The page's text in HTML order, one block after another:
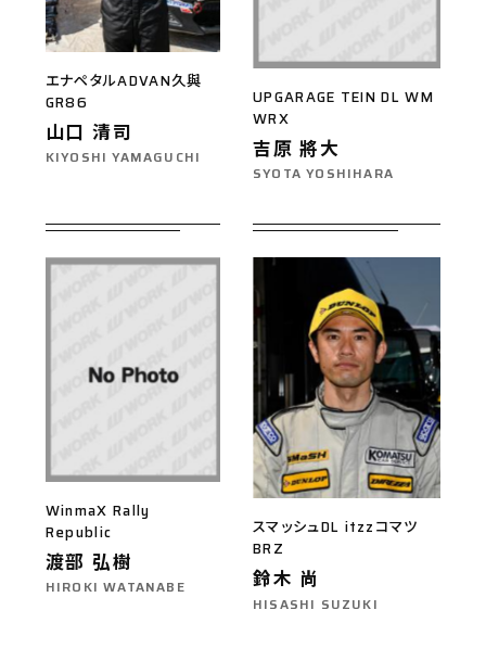
エナペタルADVAN久與
GR86
山口 清司
KIYOSHI YAMAGUCHI
UPGARAGE TEIN DL WM
WRX
吉原 將大
SYOTA YOSHIHARA
WinmaX Rally
Republic
渡部 弘樹
HIROKI WATANABE
スマッシュDL itzzコマツ
BRZ
鈴木 尚
HISASHI SUZUKI